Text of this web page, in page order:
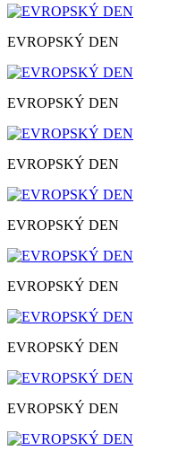
EVROPSKÝ DEN
EVROPSKÝ DEN
EVROPSKÝ DEN
EVROPSKÝ DEN
EVROPSKÝ DEN
EVROPSKÝ DEN
EVROPSKÝ DEN